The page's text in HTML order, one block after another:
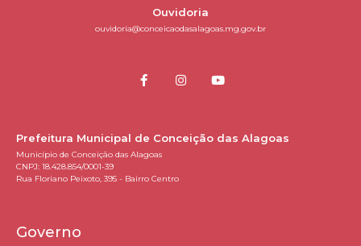
Ouvidoria
ouvidoria@conceicaodasalagoas.mg.gov.br
Prefeitura Municipal de Conceição das Alagoas
Município de Conceição das Alagoas
CNPJ: 18.428.854/0001-39
Rua Floriano Peixoto, 395 - Bairro Centro
Governo